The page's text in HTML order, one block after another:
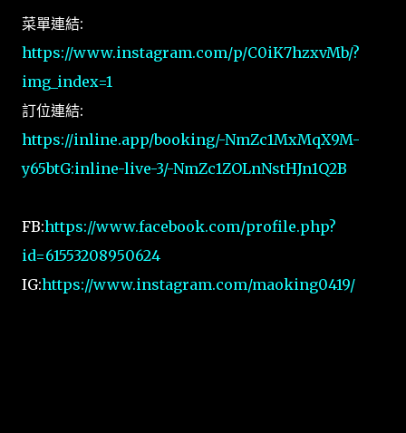
菜單連結:
https://www.instagram.com/p/C0iK7hzxvMb/?
img_index=1
訂位連結:
https://inline.app/booking/-NmZc1MxMqX9M-
y65btG:inline-live-3/-NmZc1ZOLnNstHJn1Q2B
FB:https://www.facebook.com/profile.php?
id=61553208950624
IG:https://www.instagram.com/maoking0419/